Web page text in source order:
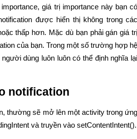
giá trị importance này bạn có
được hiển thị không trong các
thấp hơn. Mặc dù bạn phải gán giá trị
của bạn. Trong một số trường hợp hệ
dùng luôn luôn có thể định nghĩa lại
notification
thường sẽ mở lên một activity trong ứng
và truyền vào setContentIntent().